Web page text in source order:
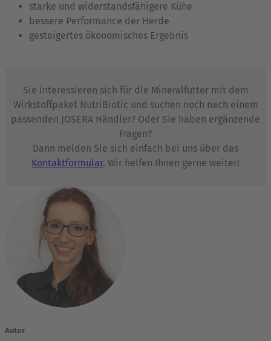
starke und widerstandsfähigere Kühe
bessere Performance der Herde
gesteigertes ökonomisches Ergebnis
Sie interessieren sich für die Mineralfutter mit dem
Wirkstoffpaket NutriBiotic und suchen noch nach einem
passenden JOSERA Händler? Oder Sie haben ergänzende
Fragen?
Dann melden Sie sich einfach bei uns über das
Kontaktformular. Wir helfen Ihnen gerne weiter!
Autor